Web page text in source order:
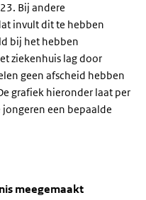
Bij andere
invult dit te hebben
bij het hebben
ziekenhuis lag door
geen afscheid hebben
grafiek hieronder laat per
een bepaalde
gebeurtenis meegemaakt'
meegemaakt
meegemaakt